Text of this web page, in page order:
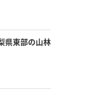
県東部の山林